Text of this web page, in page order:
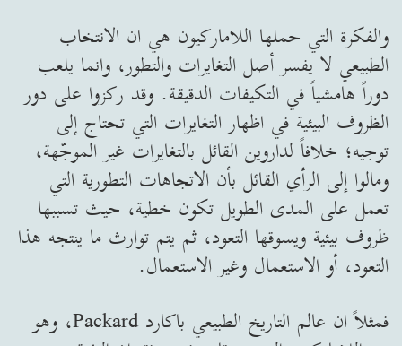
والفكرة التي حملها اللاماركيون هي ان الانتخاب
الطبيعي لا يفسر أصل التغايرات والتطور، وانما يلعب
دوراً هامشياً في التكيفات الدقيقة. وقد ركزوا على دور
الظروف البيئية في اظهار التغايرات التي تحتاج إلى
توجيه؛ خلافاً لداروين القائل بالتغايرات غير الموجّهة،
ومالوا إلى الرأي القائل بأن الاتجاهات التطورية التي
تعمل على المدى الطويل تكون خطية، حيث تسببها
ظروف بيئية ويسوقها التعود، ثم يتم توارث ما ينتجه هذا
التعود، أو الاستعمال وغير الاستعمال.
فمثلاً ان عالم التاريخ الطبيعي باكارد Packard، وهو